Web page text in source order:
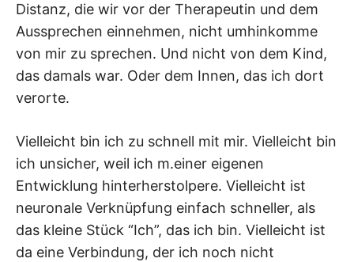
Distanz, die wir vor der Therapeutin und dem
Aussprechen einnehmen, nicht umhinkomme
von mir zu sprechen. Und nicht von dem Kind,
das damals war. Oder dem Innen, das ich dort
verorte.
Vielleicht bin ich zu schnell mit mir. Vielleicht bin
ich unsicher, weil ich m.einer eigenen
Entwicklung hinterherstolpere. Vielleicht ist
neuronale Verknüpfung einfach schneller, als
das kleine Stück “Ich”, das ich bin. Vielleicht ist
da eine Verbindung, der ich noch nicht